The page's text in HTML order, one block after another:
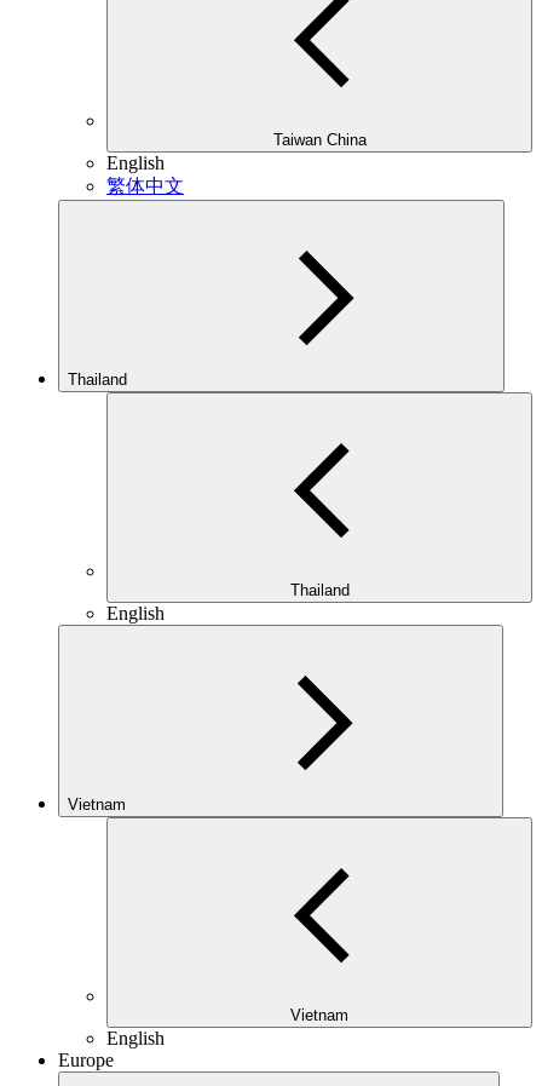
Taiwan China
English
繁体中文
Thailand
Thailand
English
Vietnam
Vietnam
English
Europe